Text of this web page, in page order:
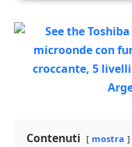
Contenuti mostra